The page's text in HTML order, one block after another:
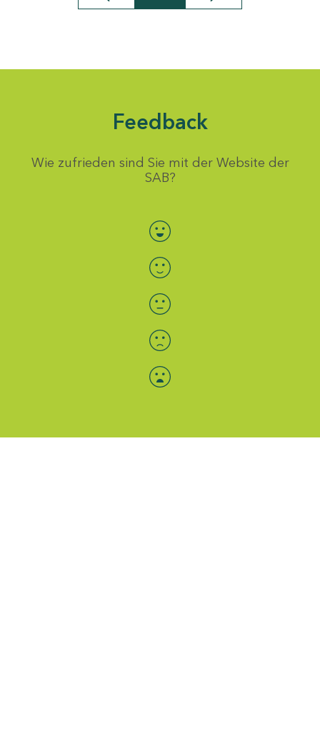
Feedback
Wie zufrieden sind Sie mit der Website der
SAB?
Bewertung auswählen